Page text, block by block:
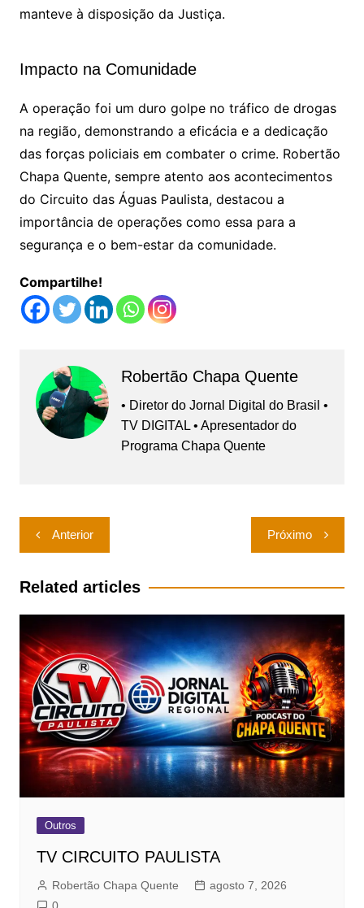
manteve à disposição da Justiça.
Impacto na Comunidade
A operação foi um duro golpe no tráfico de drogas
na região, demonstrando a eficácia e a dedicação
das forças policiais em combater o crime. Robertão
Chapa Quente, sempre atento aos acontecimentos
do Circuito das Águas Paulista, destacou a
importância de operações como essa para a
segurança e o bem-estar da comunidade.
Compartilhe!
Robertão Chapa Quente
• Diretor do Jornal Digital do Brasil •
TV DIGITAL • Apresentador do
Programa Chapa Quente
Navegação
de
Post
Anterior Próximo
Related articles
Outros
TV CIRCUITO PAULISTA
Robertão Chapa Quente
agosto 7, 2026
0